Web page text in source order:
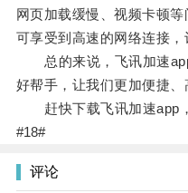
网页加载缓慢、视频卡顿
可享受到高速的网络连接，
总的来说，飞讯加速app
好帮手，让我们更加便捷、
赶快下载飞讯加速app，
#18#
评论